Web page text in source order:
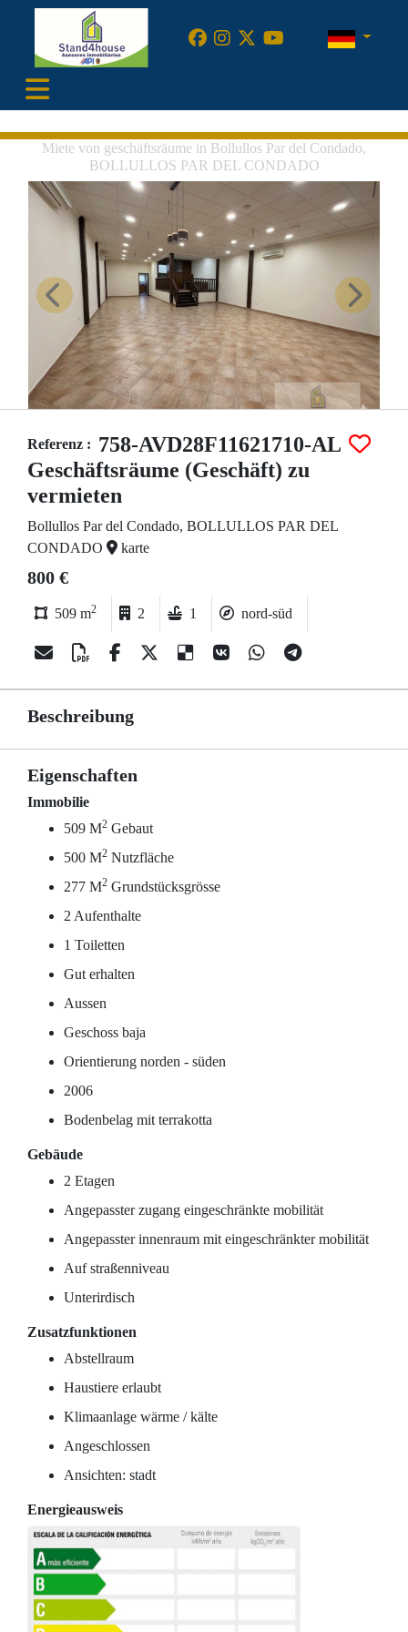
Miete von geschäftsräume in Bollullos Par del Condado,
BOLLULLOS PAR DEL CONDADO
Referenz : 758-AVD28F11621710-AL
Geschäftsräume (Geschäft) zu
vermieten
Bollullos Par del Condado, BOLLULLOS PAR DEL
CONDADO
karte
800 €
509 m2 2 1 nord-süd
Beschreibung
Eigenschaften
Immobilie
509 M2 Gebaut
500 M2 Nutzfläche
277 M2 Grundstücksgrösse
2 Aufenthalte
1 Toiletten
Gut erhalten
Aussen
Geschoss baja
Orientierung norden - süden
2006
Bodenbelag mit terrakotta
Gebäude
2 Etagen
Angepasster zugang eingeschränkte mobilität
Angepasster innenraum mit eingeschränkter mobilität
Auf straßenniveau
Unterirdisch
Zusatzfunktionen
Abstellraum
Haustiere erlaubt
Klimaanlage wärme / kälte
Angeschlossen
Ansichten: stadt
Energieausweis